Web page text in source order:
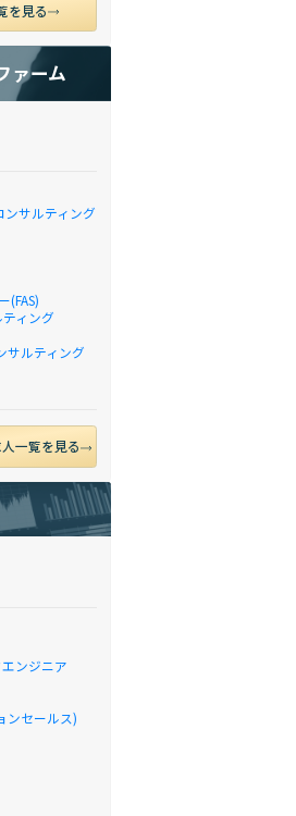
を見る
ァーム
サルティング
(FAS)
ィング
サルティング
一覧を見る
ンジニア
ンセールス)